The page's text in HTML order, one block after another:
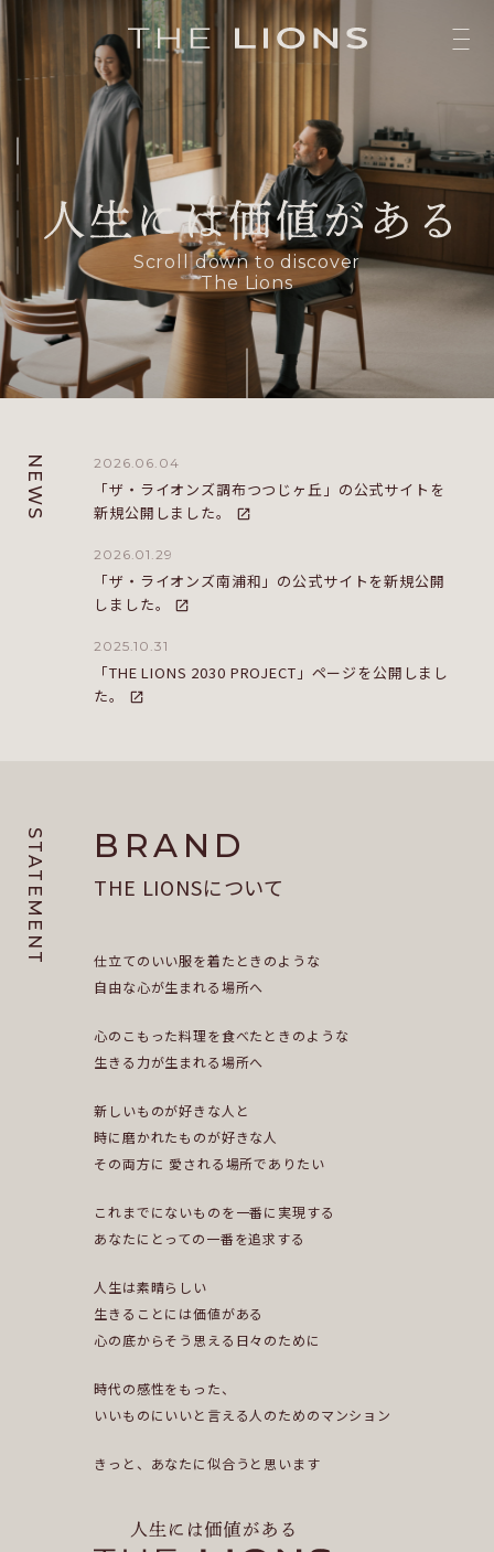
Scroll down to discover
The Lions
NEWS 2026.06.04
「ザ・ライオンズ調布つつじヶ丘」の公式サイトを
新規公開しました。
2026.01.29
「ザ・ライオンズ南浦和」の公式サイトを新規公開
しました。
2025.10.31
「THE LIONS 2030 PROJECT」ページを公開しまし
た。
STATEMENT BRAND
THE LIONSについて
仕立てのいい服を着たときのような
自由な心が生まれる場所へ
心のこもった料理を食べたときのような
生きる力が生まれる場所へ
新しいものが好きな人と
時に磨かれたものが好きな人
その両方に 愛される場所でありたい
これまでにないものを一番に実現する
あなたにとっての一番を追求する
人生は素晴らしい
生きることには価値がある
心の底からそう思える日々のために
時代の感性をもった、
いいものにいいと言える人のためのマンション
きっと、あなたに似合うと思います